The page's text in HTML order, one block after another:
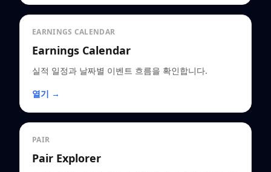
EARNINGS CALENDAR
Earnings Calendar
실적 일정과 날짜별 이벤트 흐름을 확인합니다.
열기 →
PAIR
Pair Explorer